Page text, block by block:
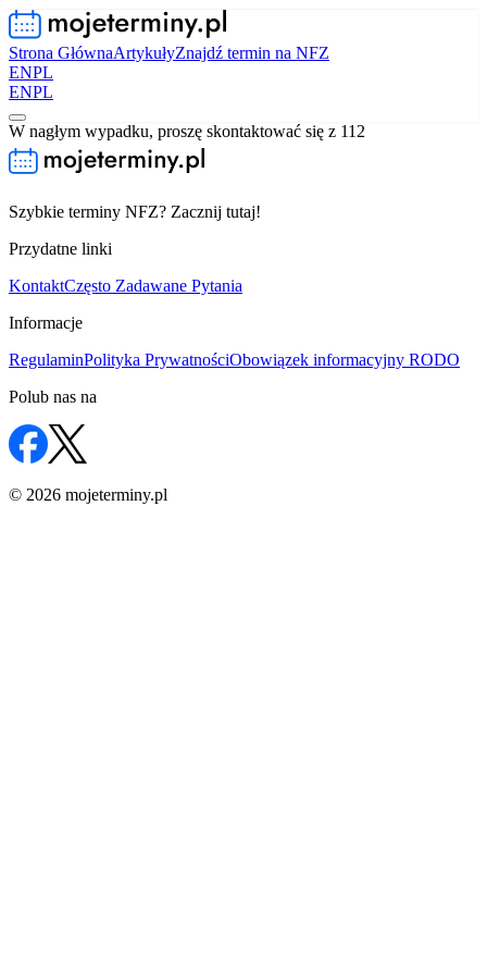
Strona GłównaArtykułyZnajdź termin na NFZ
ENPL
ENPL
W nagłym wypadku, proszę skontaktować się z 112
Szybkie terminy NFZ? Zacznij tutaj!
Przydatne linki
KontaktCzęsto Zadawane Pytania
Informacje
RegulaminPolityka PrywatnościObowiązek informacyjny RODO
Polub nas na
© 2026 mojeterminy.pl